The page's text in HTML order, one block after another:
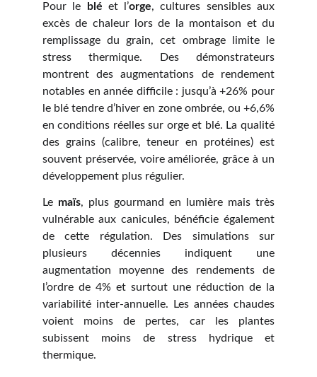
Pour le blé et l’orge, cultures sensibles aux
excès de chaleur lors de la montaison et du
remplissage du grain, cet ombrage limite le
stress thermique. Des démonstrateurs
montrent des augmentations de rendement
notables en année difficile : jusqu’à +26% pour
le blé tendre d’hiver en zone ombrée, ou +6,6%
en conditions réelles sur orge et blé. La qualité
des grains (calibre, teneur en protéines) est
souvent préservée, voire améliorée, grâce à un
développement plus régulier.
Le maïs, plus gourmand en lumière mais très
vulnérable aux canicules, bénéficie également
de cette régulation. Des simulations sur
plusieurs décennies indiquent une
augmentation moyenne des rendements de
l’ordre de 4% et surtout une réduction de la
variabilité inter-annuelle. Les années chaudes
voient moins de pertes, car les plantes
subissent moins de stress hydrique et
thermique.